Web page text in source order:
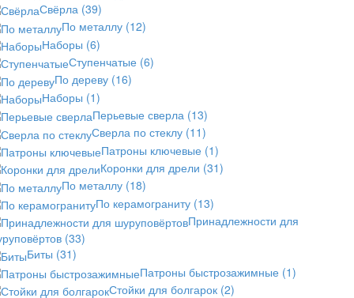
Свёрла (39)
По металлу (12)
Наборы (6)
Ступенчатые (6)
По дереву (16)
Наборы (1)
Перьевые сверла (13)
Сверла по стеклу (11)
Патроны ключевые (1)
Коронки для дрели (31)
По металлу (18)
По керамограниту (13)
Принадлежности для
(33)
Биты (31)
Патроны быстрозажимные (1)
Стойки для болгарок (2)